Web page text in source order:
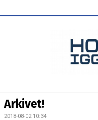
VÅRA LAG
Arkivet!
2018-08-02 10:34